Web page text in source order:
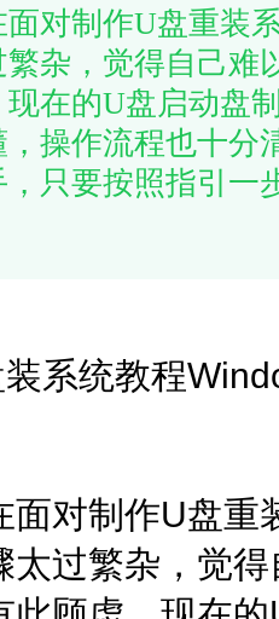
对制作U盘重装
杂，觉得自己难
在的U盘启动盘
操作流程也十分
只要按照指引一
系统教程
面对制作U盘重
太过繁杂，觉